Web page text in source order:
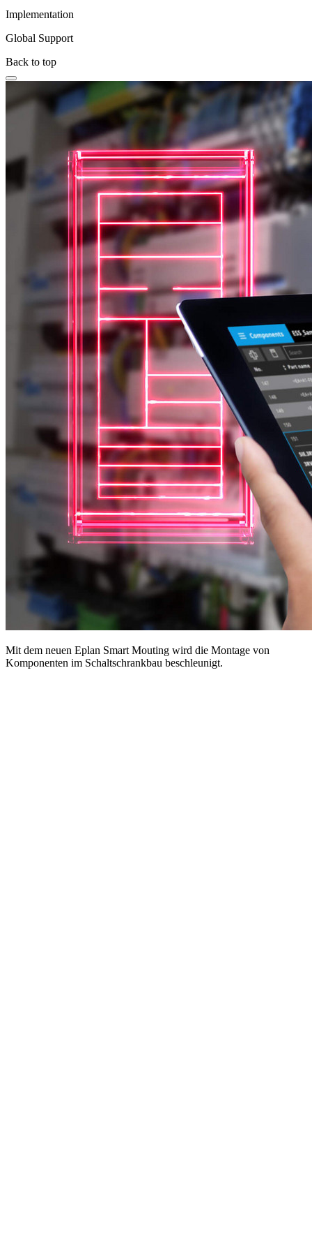
Implementation
Global Support
Back to top
Mit dem neuen Eplan Smart Mouting wird die Montage von
Komponenten im Schaltschrankbau beschleunigt.